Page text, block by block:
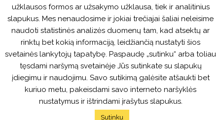
Antistatinis
Taip
Tinka šildomoms grindims
Taip
Garantija
25m. gyvenamosioms / 5m. visuomeninėms patalpoms
užklausos formos ar užsakymo užklausa, tiek ir analitinius
slapukus. Mes nenaudosime ir jokiai trečiajai šaliai neleisime
naudoti statistinės analizės duomenų tam, kad atsektų ar
rinktų bet kokią informaciją, leidžiančią nustatyti šios
svetainės lankytojų tapatybę. Paspaudę „sutinku“ arba toliau
tęsdami naršymą svetainėje Jūs sutinkate su slapukų
įdiegimu ir naudojimu. Savo sutikimą galėsite atšaukti bet
kuriuo metu, pakeisdami savo interneto naršyklės
nustatymus ir ištrindami įrašytus slapukus.
Sutinku